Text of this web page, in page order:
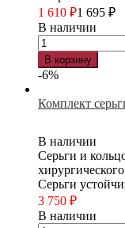
1 610 ₽1 695 ₽
В наличии
В корзину
-6%
Комплект
В наличии
Серьги и
Серьги
3 750 ₽
В наличии